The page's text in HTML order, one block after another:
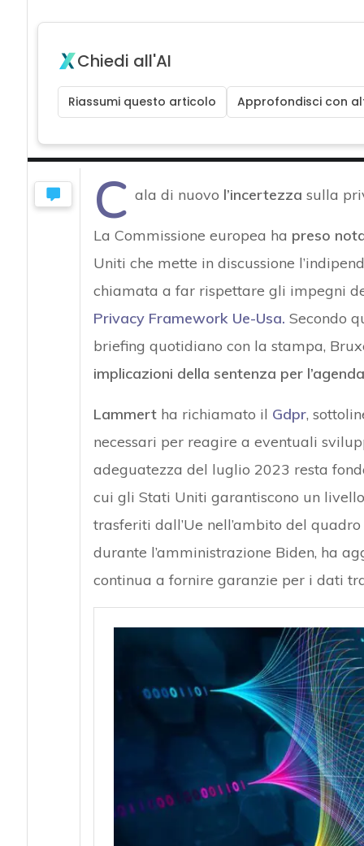
Chiedi all'AI
Riassumi questo articolo Approfondisci con
C ala di nuovo l’incertezza sulla
La Commissione europea ha preso
Uniti che mette in discussione
chiamata a far rispettare gli impegni
Privacy Framework Ue-Usa. Secondo
briefing quotidiano con la stampa,
implicazioni della sentenza per
Lammert ha richiamato il Gdpr,
necessari per reagire a eventuali
adeguatezza del luglio 2023 resta
cui gli Stati Uniti garantiscono un
trasferiti dall’Ue nell’ambito del
durante l’amministrazione Biden, ha
continua a fornire garanzie per i dati